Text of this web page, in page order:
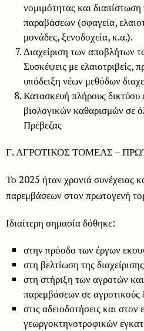
νομιμότητας και
παραβάσεων (σφαγεία,
μονάδες, ξενοδοχεία, κ.α.).
Διαχείριση των αποβλήτων
Συσκέψεις με ελαιοτριβείς,
υπόδειξη νέων μεθόδων
Κατασκευή πλήρους δικτύου
βιολογικών καθαρισμών σε
Πρέβεζας
Γ. ΑΓΡΟΤΙΚΟΣ ΤΟΜΕΑΣ –
Το 2025 ήταν χρονιά συνέχειας
παρεμβάσεων στον πρωτογενή
Ιδιαίτερη σημασία δόθηκε:
στην πρόοδο των έργων
στη βελτίωση της
στη στήριξη των αγροτών
παρεμβάσεων σε αγροτικούς
στις αδειοδοτήσεις και στον
γεωργοκτηνοτροφικών